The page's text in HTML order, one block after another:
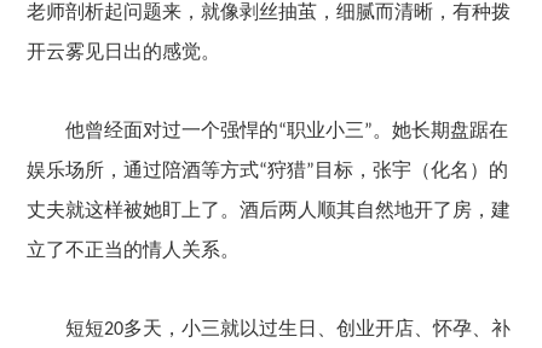
老师剖析起问题来，就像剥丝抽茧，细腻而清晰，有种拨
开云雾见日出的感觉。
他曾经面对过一个强悍的“职业小三”。她长期盘踞在
娱乐场所，通过陪酒等方式“狩猎” 目标，张宇（化名）的
丈夫就这样被她盯上了。酒后两人顺其自然地开了房，建
立了不正当的情人关系。
短短20多天，小三就以过生日、创业开店、怀孕、补